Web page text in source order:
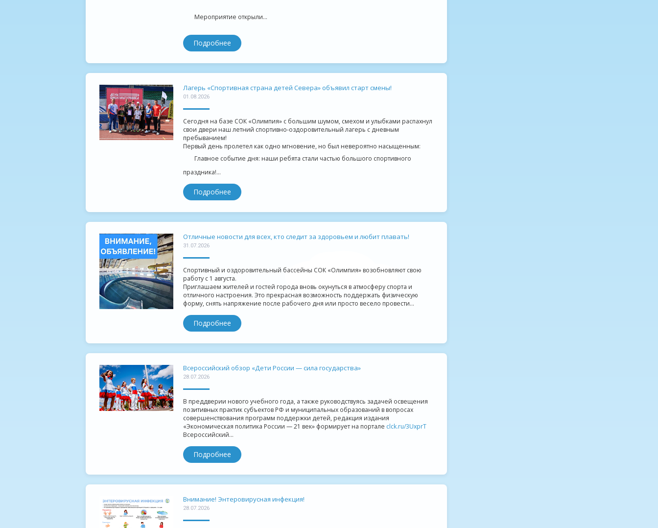
Мероприятие открыли...
Подробнее
Лагерь «Спортивная страна детей Севера» объявил старт смены!
01.08.2026
Сегодня на базе СОК «Олимпия» с большим шумом, смехом и улыбками распахнул
свои двери наш летний спортивно-оздоровительный лагерь с дневным
пребыванием!
Первый день пролетел как одно мгновение, но был невероятно насыщенным:
Главное событие дня: наши ребята стали частью большого спортивного
праздника!...
Подробнее
Отличные новости для всех, кто следит за здоровьем и любит плавать!
31.07.2026
Спортивный и оздоровительный бассейны СОК «Олимпия» возобновляют свою
работу с 1 августа.
Приглашаем жителей и гостей города вновь окунуться в атмосферу спорта и
отличного настроения. Это прекрасная возможность поддержать физическую
форму, снять напряжение после рабочего дня или просто весело провести...
Подробнее
Всероссийский обзор «Дети России — сила государства»
28.07.2026
В преддверии нового учебного года, а также руководствуясь задачей освещения
позитивных практик субъектов РФ и муниципальных образований в вопросах
совершенствования программ поддержки детей, редакция издания
«Экономическая политика России — 21 век» формирует на портале clck.ru/3UxprT
Всероссийский...
Подробнее
Внимание! Энтеровирусная инфекция!
28.07.2026